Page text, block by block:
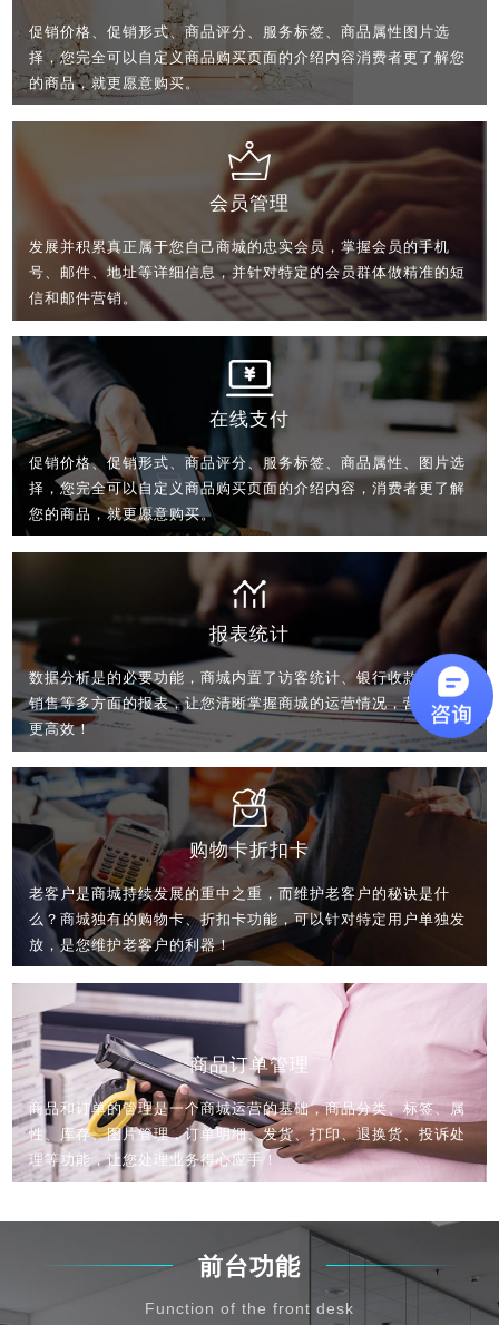
促销价格、促销形式、商品评分、服务标签、商品属性图片选
择，您完全可以自定义商品购买页面的介绍内容消费者更了解您
的商品，就更愿意购买。
会员管理
发展并积累真正属于您自己商城的忠实会员，掌握会员的手机
号、邮件、地址等详细信息，并针对特定的会员群体做精准的短
信和邮件营销。
在线支付
促销价格、促销形式、商品评分、服务标签、商品属性、图片选
择，您完全可以自定义商品购买页面的介绍内容，消费者更了解
您的商品，就更愿意购买。
报表统计
数据分析是的必要功能，商城内置了访客统计、银行收款、商品
销售等多方面的报表，让您清晰掌握商城的运营情况，营销推广
更高效！
购物卡折扣卡
老客户是商城持续发展的重中之重，而维护老客户的秘诀是什
么？商城独有的购物卡、折扣卡功能，可以针对特定用户单独发
放，是您维护老客户的利器！
商品订单管理
商品和订单的管理是一个商城运营的基础，商品分类、标签、属
性、库存、图片管理，订单明细、发货、打印、退换货、投诉处
理等功能，让您处理业务得心应手！
前台功能
Function of the front desk